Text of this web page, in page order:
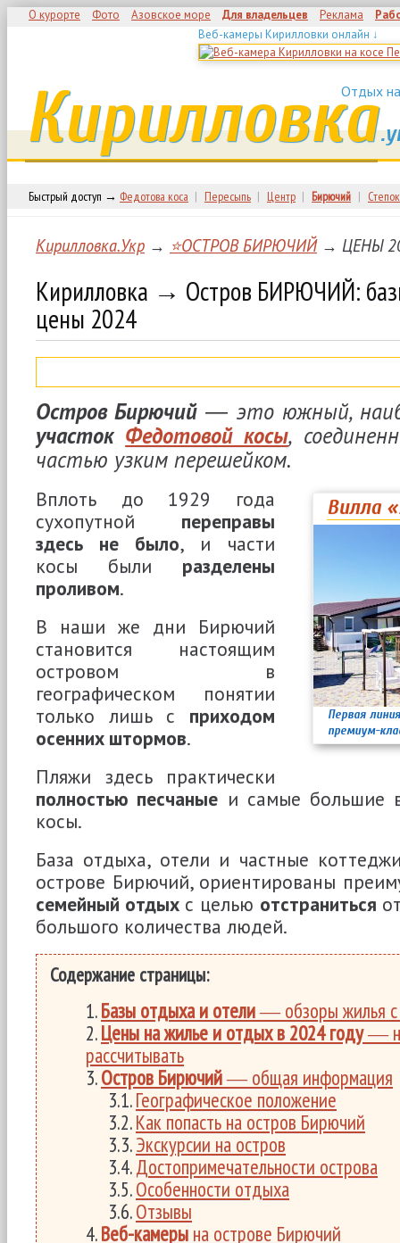
О курорте Фото Азовское море Для владельцев Реклама
Веб-камеры Кирилловки онлайн ↓
Отдых
Кирилловка
Быстрый доступ → Федотова коса | Пересыпь | Центр | Бирючий | Степок
Кирилловка.Укр → ⭐ОСТРОВ БИРЮЧИЙ → ЦЕНЫ
Кирилловка → Остров БИРЮЧИЙ:
цены 2024
Остров Бирючий ― это южный,
участок Федотовой косы,
частью узким перешейком.
Вилла
Первая
премиум-
Вплоть до 1929 года
сухопутной переправы
здесь не было, и части
косы были разделены
проливом.
В наши же дни Бирючий
становится настоящим
островом в
географическом понятии
только лишь с приходом
осенних штормов.
Пляжи здесь практически
полностью песчаные и самые большие
косы.
База отдыха, отели и частные
острове Бирючий, ориентированы
семейный отдыхс целью отстраниться
большого количества людей.
Содержание страницы:
Базы отдыха и отели― обзоры жилья с
Цены на жилье и отдых в 2024 году―
рассчитывать
Остров Бирючий― общая информация
Географическое положение
Как попасть на остров Бирючий
Экскурсии на остров
Достопримечательности острова
Особенности отдыха
Отзывы
Веб-камеры на острове Бирючий